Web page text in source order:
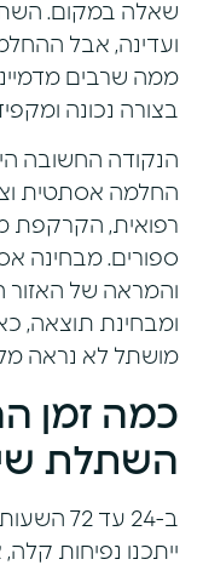
שאלה במקום.
ועדינה, אבל
ממה שרבים
בצורה נכונה
הנקודה החשובה
החלמה אסתטית
רפואית, הקרקפת
ספורים. מבחינה
והמראה של האזור
ומבחינת תוצאה,
מושתל לא נראה
כמה זמן
השתלת
ב-24 עד
ייתכנו נפיחות